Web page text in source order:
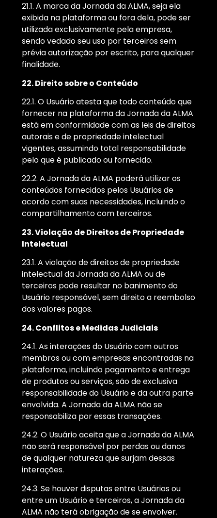
21.1. A marca da Jornada da ALMA, seja ela
exibida na plataforma ou fora dela, pode ser
utilizada exclusivamente pela empresa,
sendo vedado seu uso por terceiros sem
prévia autorização por escrito, para qualquer
finalidade.
22. Direito sobre o Conteúdo
22.1. O Usuário atesta que todo conteúdo que
fornecer na plataforma da Jornada da ALMA
está em conformidade com as leis de direitos
autorais e de propriedade intelectual
vigentes, assumindo total responsabilidade
pelo que é publicado ou fornecido.
22.2. A Jornada da ALMA poderá utilizar os
conteúdos fornecidos pelos Usuários de
acordo com suas necessidades, incluindo o
compartilhamento com terceiros.
23. Violação de Direitos de Propriedade
Intelectual
23.1. A violação de direitos de propriedade
intelectual da Jornada da ALMA ou de
terceiros pode resultar no banimento do
Usuário responsável, sem direito a reembolso
dos valores pagos.
24. Conflitos e Medidas Judiciais
24.1. As interações do Usuário com outros
membros ou com empresas encontradas na
plataforma, incluindo pagamento e entrega
de produtos ou serviços, são de exclusiva
responsabilidade do Usuário e da outra parte
envolvida. A Jornada da ALMA não se
responsabiliza por essas transações.
24.2. O Usuário aceita que a Jornada da ALMA
não será responsável por perdas ou danos
de qualquer natureza que surjam dessas
interações.
24.3. Se houver disputas entre Usuários ou
entre um Usuário e terceiros, a Jornada da
ALMA não terá obrigação de se envolver.